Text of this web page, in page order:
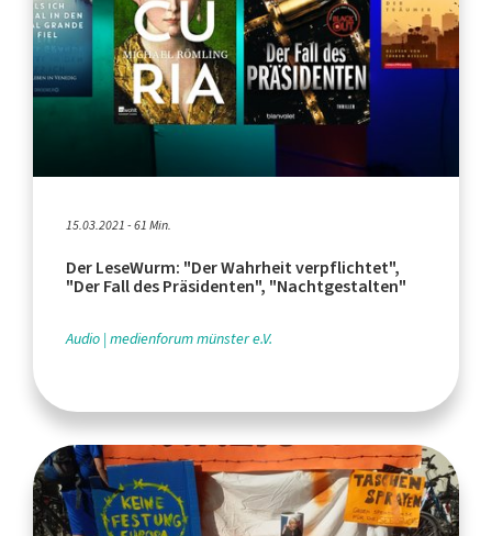
15.03.2021 - 61 Min.
Der LeseWurm: "Der Wahrheit verpflichtet",
"Der Fall des Präsidenten", "Nachtgestalten"
Audio medienforum münster e.V.